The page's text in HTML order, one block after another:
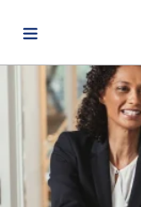
关于
ADM
Chinese
English
français
By using ADM’s
may be shared with